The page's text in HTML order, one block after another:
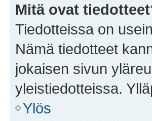
Mitä ovat
Tiedotteissa on
Nämä tiedotteet
jokaisen sivun
yleistiedotteissa.
Ylös